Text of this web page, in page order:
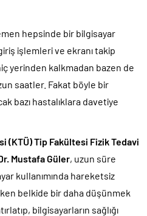
hepsinde bir bilgisayar
işlemleri ve ekranı takip
yerinden kalkmadan bazen de
saatler. Fakat böyle bir
bazı hastalıklara davetiye
(KTÜ) Tip Fakültesi Fizik Tedavi
Mustafa Güler, uzun süre
kullanımında hareketsiz
belkide bir daha düşünmek
bilgisayarların sağlığı